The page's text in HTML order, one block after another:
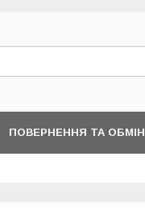
ПОВЕРНЕННЯ ТА ОБМІН